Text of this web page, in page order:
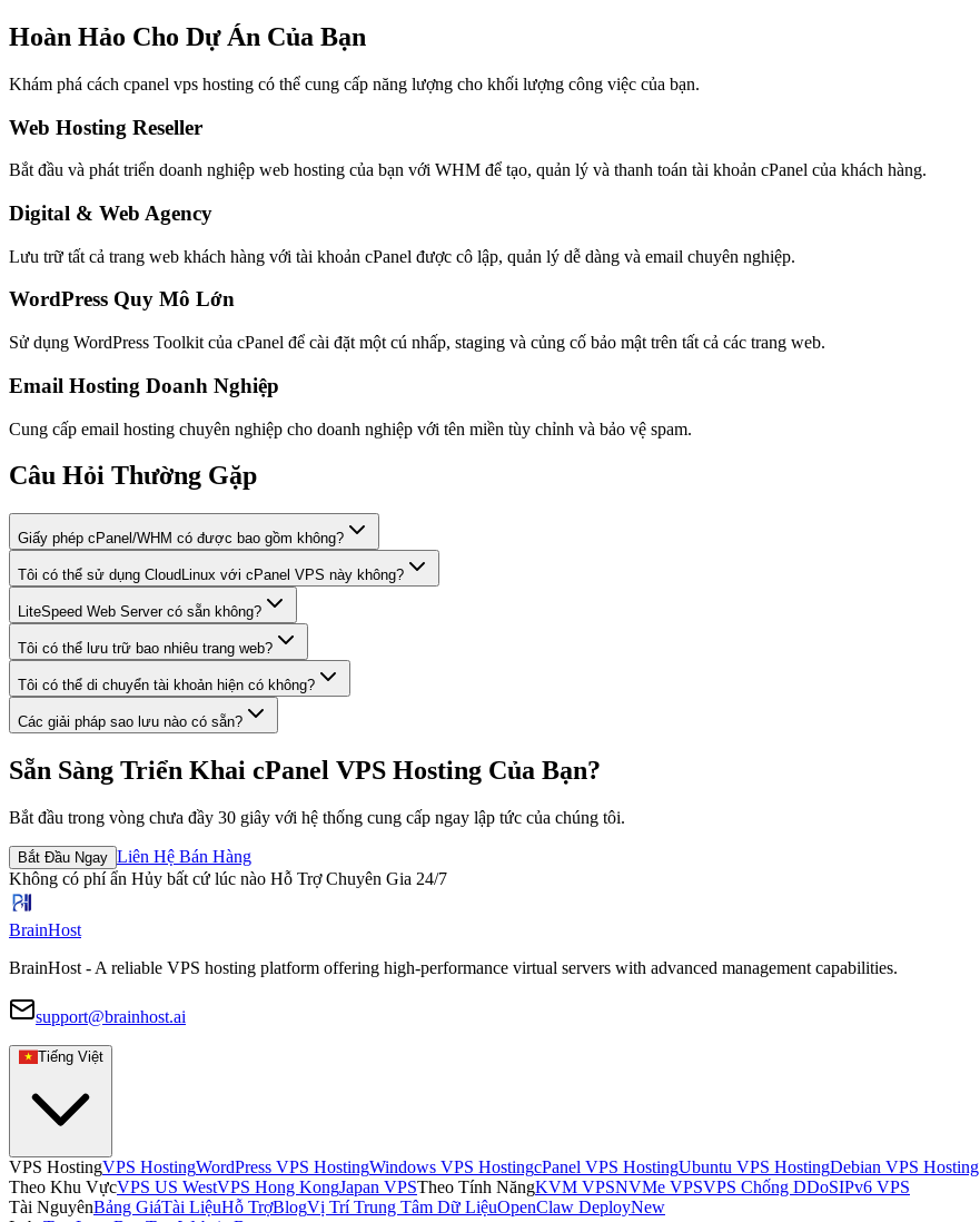
Hoàn Hảo Cho Dự Án Của Bạn
Khám phá cách cpanel vps hosting có thể cung cấp năng lượng cho khối lượng công việc của bạn.
Web Hosting Reseller
Bắt đầu và phát triển doanh nghiệp web hosting của bạn với WHM để tạo, quản lý và thanh toán tài khoản cPanel của khách hàng.
Digital & Web Agency
Lưu trữ tất cả trang web khách hàng với tài khoản cPanel được cô lập, quản lý dễ dàng và email chuyên nghiệp.
WordPress Quy Mô Lớn
Sử dụng WordPress Toolkit của cPanel để cài đặt một cú nhấp, staging và củng cố bảo mật trên tất cả các trang web.
Email Hosting Doanh Nghiệp
Cung cấp email hosting chuyên nghiệp cho doanh nghiệp với tên miền tùy chỉnh và bảo vệ spam.
Câu Hỏi Thường Gặp
Giấy phép cPanel/WHM có được bao gồm không?
Tôi có thể sử dụng CloudLinux với cPanel VPS này không?
LiteSpeed Web Server có sẵn không?
Tôi có thể lưu trữ bao nhiêu trang web?
Tôi có thể di chuyển tài khoản hiện có không?
Các giải pháp sao lưu nào có sẵn?
Sẵn Sàng Triển Khai cPanel VPS Hosting Của Bạn?
Bắt đầu trong vòng chưa đầy 30 giây với hệ thống cung cấp ngay lập tức của chúng tôi.
Bắt Đầu Ngay Liên Hệ Bán Hàng
Không có phí ẩn Hủy bất cứ lúc nào Hỗ Trợ Chuyên Gia 24/7
BrainHost
BrainHost - A reliable VPS hosting platform offering high-performance virtual servers with advanced management capabilities.
support@brainhost.ai
Tiếng Việt
VPS HostingVPS HostingWordPress VPS HostingWindows VPS HostingcPanel VPS HostingUbuntu VPS HostingDebian VPS Hosting
Theo Khu VựcVPS US WestVPS Hong KongJapan VPSTheo Tính NăngKVM VPSNVMe VPSVPS Chống DDoSIPv6 VPS
Tài NguyênBảng GiáTài LiệuHỗ TrợBlogVị Trí Trung Tâm Dữ LiệuOpenClaw DeployNew